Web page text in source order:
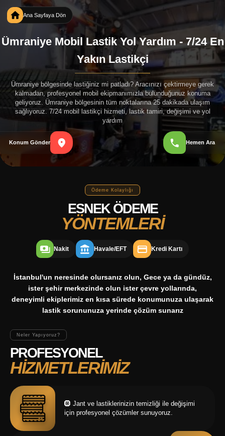
Ana Sayfaya Dön
Ümraniye Mobil Lastik Yol Yardım - 7/24 En
Yakın Lastikçi
Ümraniye bölgesinde lastiğiniz mi patladı? Aracınızı çektirmeye gerek
kalmadan, profesyonel mobil ekipmanımızla bulunduğunuz konuma
geliyoruz. Ümraniye bölgesinin tüm noktalarına 25 dakikada ulaşım
sağlıyoruz. 7/24 mobil lastikçi hizmeti, lastik tamiri, değişimi ve yol
yardım
Konum Gönder Hemen Ara
Ödeme Kolaylığı
ESNEK ÖDEME
YÖNTEMLERİ
Nakit Havale/EFT Kredi Kartı
İstanbul'un neresinde olursanız olun, Gece ya da gündüz,
ister şehir merkezinde olun ister çevre yollarında,
deneyimli ekiplerimiz en kısa sürede konumunuza ulaşarak
lastik sorununuza yerinde çözüm sunarız
Neler Yapıyoruz?
PROFESYONEL
HİZMETLERİMİZ
🛞 Jant ve lastiklerinizin temizliği ile değişimi
için profesyonel çözümler sunuyoruz.